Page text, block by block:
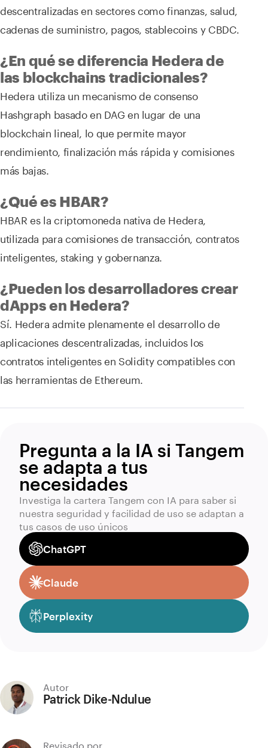
descentralizadas en sectores como finanzas, salud,
cadenas de suministro, pagos, stablecoins y CBDC.
¿En qué se diferencia Hedera de
las blockchains tradicionales?
Hedera utiliza un mecanismo de consenso
Hashgraph basado en DAG en lugar de una
blockchain lineal, lo que permite mayor
rendimiento, finalización más rápida y comisiones
más bajas.
¿Qué es HBAR?
HBAR es la criptomoneda nativa de Hedera,
utilizada para comisiones de transacción, contratos
inteligentes, staking y gobernanza.
¿Pueden los desarrolladores crear
dApps en Hedera?
Sí. Hedera admite plenamente el desarrollo de
aplicaciones descentralizadas, incluidos los
contratos inteligentes en Solidity compatibles con
las herramientas de Ethereum.
Pregunta a la IA si Tangem
se adapta a tus
necesidades
Investiga la cartera Tangem con IA para saber si
nuestra seguridad y facilidad de uso se adaptan a
tus casos de uso únicos
ChatGPT
Claude
Perplexity
Autor
Patrick Dike-Ndulue
Revisado por